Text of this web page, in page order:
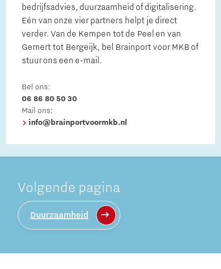
bedrijfsadvies, duurzaamheid of digitalisering.
Eén van onze vier partners helpt je direct
verder. Van de Kempen tot de Peel en van
Gemert tot Bergeijk, bel Brainport voor MKB of
stuur ons een e-mail.
Bel ons:
06 86 80 50 30
Mail ons:
info@brainportvoormkb.nl
Volgende pagina
Duurzaamheid